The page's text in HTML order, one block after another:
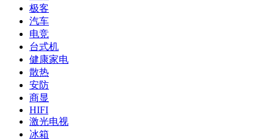
极客
汽车
电竞
台式机
健康家电
散热
安防
商显
HIFI
激光电视
冰箱